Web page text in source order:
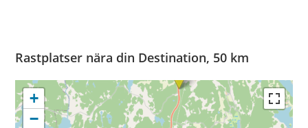
Rastplatser nära din Destination, 50 km
+
−